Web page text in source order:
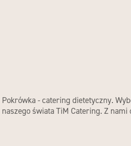
Pokrówka - catering dietetyczny.
naszego świata TiM Catering. Z